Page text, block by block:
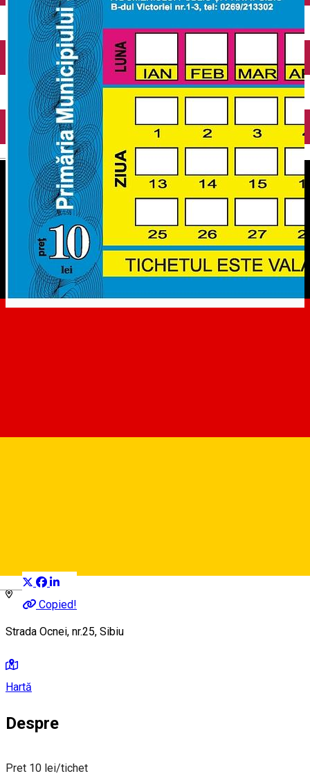
English
Deutsch
Copied!
Strada Ocnei, nr.25, Sibiu
Hartă
Despre
Pret 10 lei/tichet